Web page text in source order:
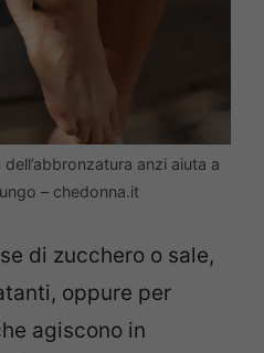
anzi aiuta a
– chedonna.it
di zucchero o sale,
oppure per
agiscono in